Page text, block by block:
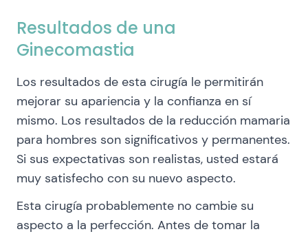
Resultados de una
Ginecomastia
Los resultados de esta cirugía le permitirán
mejorar su apariencia y la confianza en sí
mismo. Los resultados de la reducción mamaria
para hombres son significativos y permanentes.
Si sus expectativas son realistas, usted estará
muy satisfecho con su nuevo aspecto.
Esta cirugía probablemente no cambie su
aspecto a la perfección. Antes de tomar la